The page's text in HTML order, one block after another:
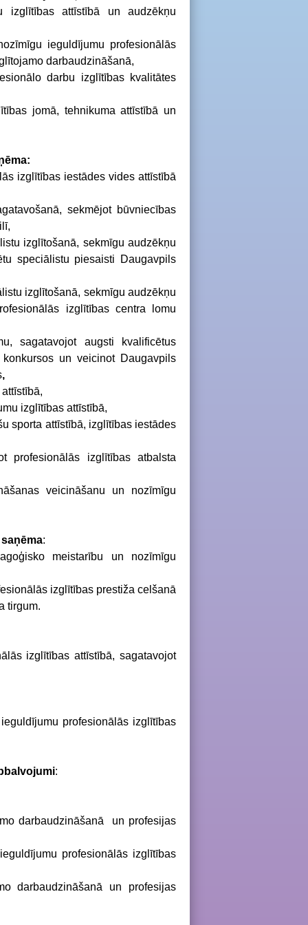
attīstībā un audzēkņu
ieguldījumu profesionālās
darbaudzināšanā,
darbu izglītības kvalitātes
jomā, tehnikuma attīstībā un
izglītības iestādes vides attīstībā
sekmējot būvniecības
,
izglītošanā, sekmīgu audzēkņu
speciālistu piesaisti Daugavpils
izglītošanā, sekmīgu audzēkņu
izglītības centra lomu
sagatavojot augsti kvalificētus
un veicinot Daugavpils
,
izglītības attīstībā,
sporta attīstībā, izglītības iestādes
profesionālās izglītības atbalsta
veicināšanu un nozīmīgu
:
meistarību un nozīmīgu
izglītības prestiža celšanā
tirgum.
izglītības attīstībā, sagatavojot
profesionālās izglītības
:
darbaudzināšanā un profesijas
profesionālās izglītības
darbaudzināšanā un profesijas